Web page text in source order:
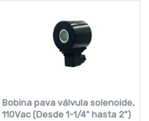
Bobina pava válvula solenoide,
110Vac (Desde 1-1/4" hasta 2")